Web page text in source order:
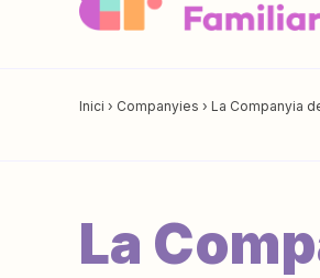
Inici › Companyies › La Companyia
La